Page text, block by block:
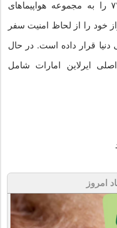
فروند هواپیمای بوئینگ ۷۷۷ را به مجموعه هواپیماهای
خود را از لحاظ امنیت سفر
قرار داده است. در حال
ایرلاین امارات شامل
امروز